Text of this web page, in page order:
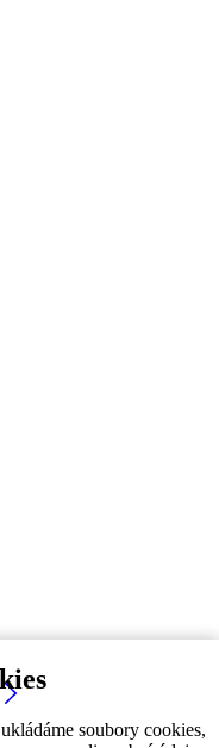
soubory cookies,